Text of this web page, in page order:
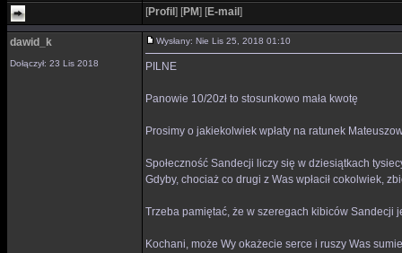
[Profil ] [PM] [E-mail ]
dawid_k
Dołączył: 23 Lis 2018
Wysłany: Nie Lis 25, 2018 01:10
PILNE
Panowie 10/20zł to stosunkowo mała kwotę
Prosimy o jakiekolwiek wpłaty na ratunek
Społeczność Sandecji liczy się w dziesiątkach
Gdyby, chociaż co drugi z Was wpłacił cokolwiek,
Trzeba pamiętać, że w szeregach kibiców Sandecji
Kochani, może Wy okażecie serce i ruszy Was